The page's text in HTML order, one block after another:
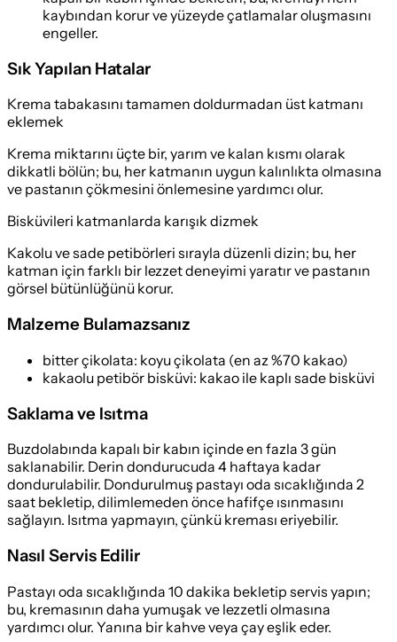
kaybından korur ve yüzeyde çatlamalar oluşmasını
engeller.
Sık Yapılan Hatalar
Krema tabakasını tamamen doldurmadan üst katmanı
eklemek
Krema miktarını üçte bir, yarım ve kalan kısmı olarak
dikkatli bölün; bu, her katmanın uygun kalınlıkta olmasına
ve pastanın çökmesini önlemesine yardımcı olur.
Bisküvileri katmanlarda karışık dizmek
Kakolu ve sade petibörleri sırayla düzenli dizin; bu, her
katman için farklı bir lezzet deneyimi yaratır ve pastanın
görsel bütünlüğünü korur.
Malzeme Bulamazsanız
bitter çikolata: koyu çikolata (en az %70 kakao)
kakaolu petibör bisküvi: kakao ile kaplı sade bisküvi
Saklama ve Isıtma
Buzdolabında kapalı bir kabın içinde en fazla 3 gün
saklanabilir. Derin dondurucuda 4 haftaya kadar
dondurulabilir. Dondurulmuş pastayı oda sıcaklığında 2
saat bekletip, dilimlemeden önce hafifçe ısınmasını
sağlayın. Isıtma yapmayın, çünkü kreması eriyebilir.
Nasıl Servis Edilir
Pastayı oda sıcaklığında 10 dakika bekletip servis yapın;
bu, kremasının daha yumuşak ve lezzetli olmasına
yardımcı olur. Yanına bir kahve veya çay eşlik eder.